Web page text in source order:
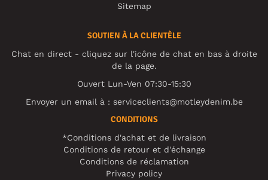
Sitemap
SOUTIEN À LA CLIENTÈLE
Chat en direct - cliquez sur l'icône de chat en bas à droite
de la page.
Ouvert Lun-Ven 07:30-15:30
Envoyer un email à : serviceclients@motleydenim.be
CONDITIONS
*Conditions d'achat et de livraison
Conditions de retour et d'échange
Conditions de réclamation
Privacy policy